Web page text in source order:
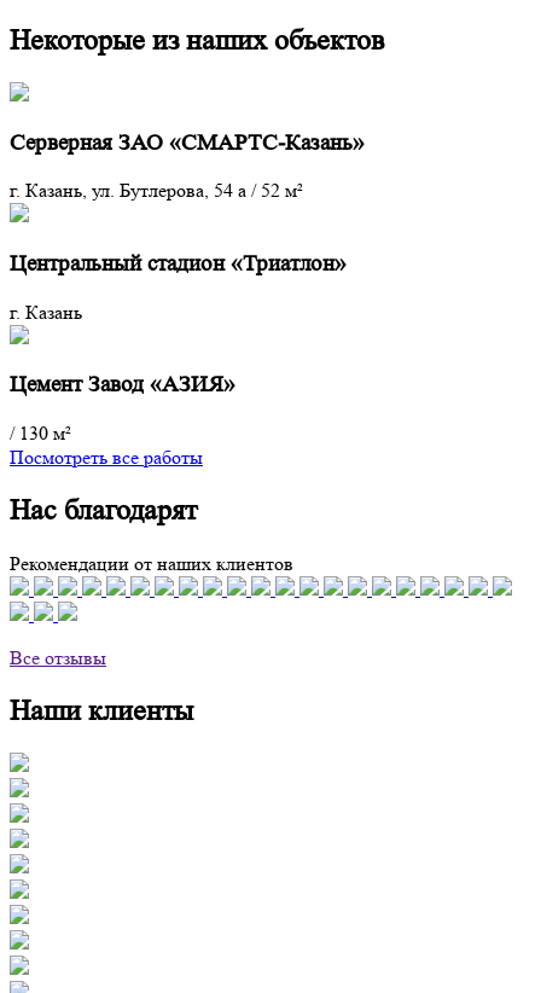
Некоторые из наших объектов
Серверная ЗАО «СМАРТС-Казань»
г. Казань, ул. Бутлерова, 54 а /52 м²
Центральный стадион «Триатлон»
г. Казань
Цемент Завод «АЗИЯ»
/130 м²
Посмотреть все работы
Нас благодарят
Рекомендации от наших клиентов
Все отзывы
Наши клиенты